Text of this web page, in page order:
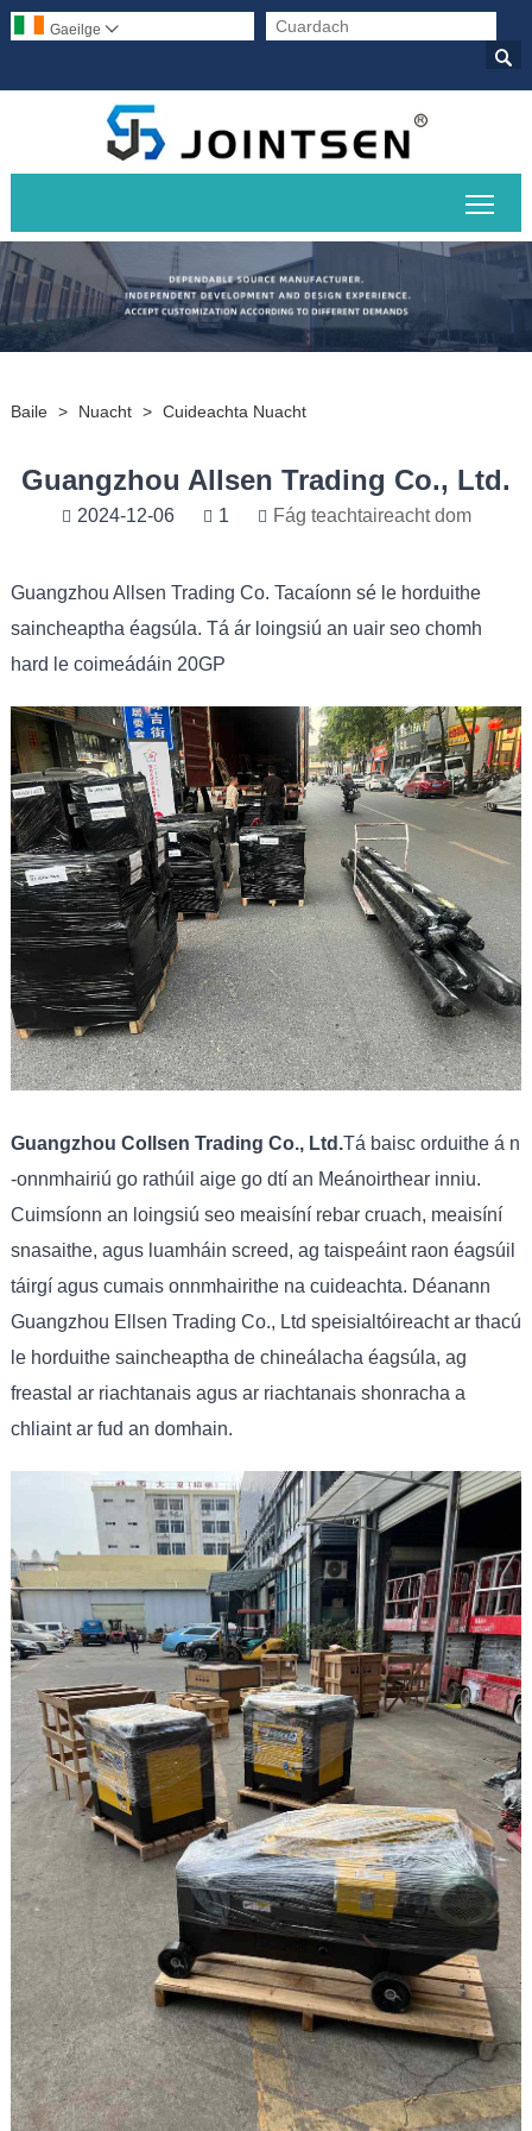

Gaeilge 
Baile > Nuacht > Cuideachta Nuacht
Guangzhou Allsen Trading Co., Ltd.
2024-12-06 1 Fág teachtaireacht dom
Guangzhou Allsen Trading Co. Tacaíonn sé le horduithe
saincheaptha éagsúla. Tá ár loingsiú an uair seo chomh
hard le coimeádáin 20GP
Guangzhou Collsen Trading Co., Ltd.Tá baisc orduithe á n
-onnmhairiú go rathúil aige go dtí an Meánoirthear inniu.
Cuimsíonn an loingsiú seo meaisíní rebar cruach, meaisíní
snasaithe, agus luamháin screed, ag taispeáint raon éagsúil
táirgí agus cumais onnmhairithe na cuideachta. Déanann
Guangzhou Ellsen Trading Co., Ltd speisialtóireacht ar thacú
le horduithe saincheaptha de chineálacha éagsúla, ag
freastal ar riachtanais agus ar riachtanais shonracha a
chliaint ar fud an domhain.